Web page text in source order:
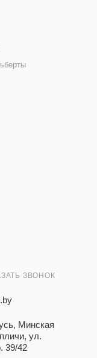
ЗВОНОК
Минская
ул.
39/42